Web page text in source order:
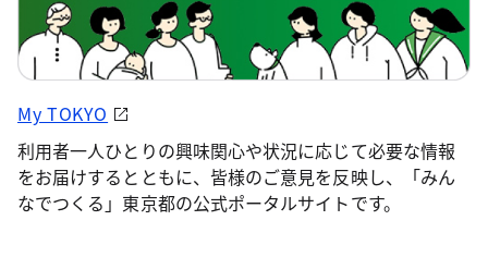
My TOKYO
利用者一人ひとりの興味関心や状況に応じて必要な情報
をお届けするとともに、皆様のご意見を反映し、「みん
なでつくる」東京都の公式ポータルサイトです。